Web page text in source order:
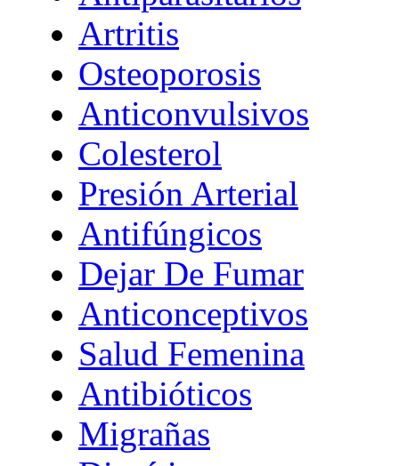
Artritis
Osteoporosis
Anticonvulsivos
Colesterol
Presión Arterial
Antifúngicos
Dejar De Fumar
Anticonceptivos
Salud Femenina
Antibióticos
Migrañas